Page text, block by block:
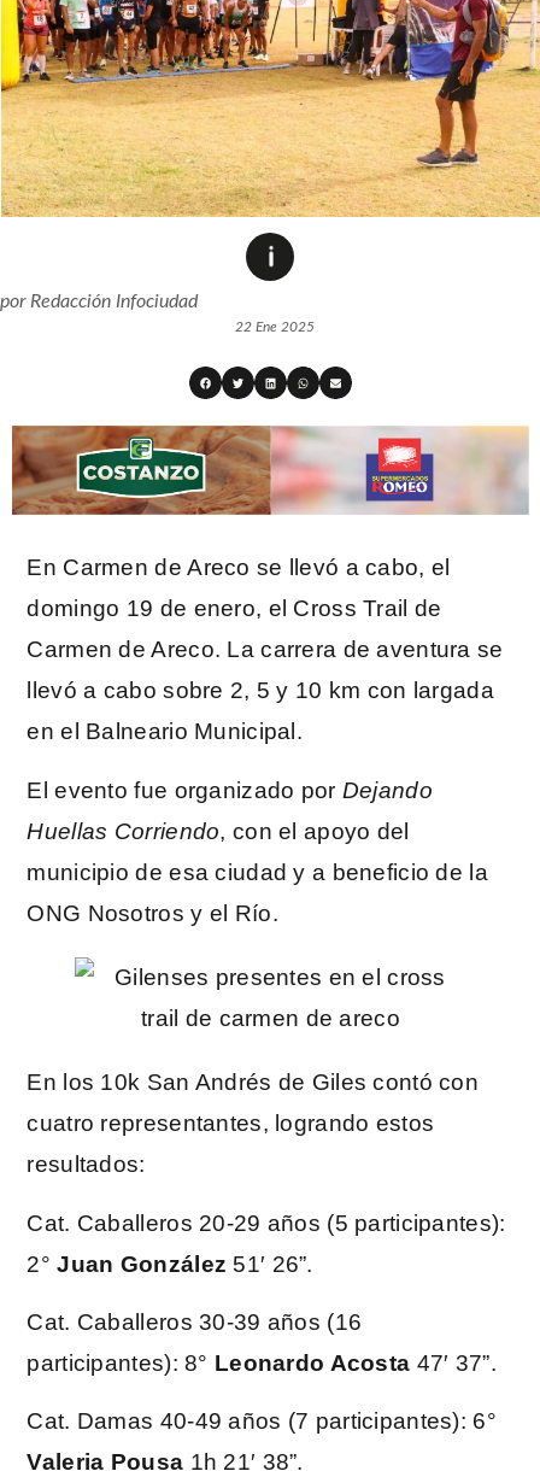
porRedacción Infociudad
22 Ene 2025
En Carmen de Areco se llevó a cabo, el
domingo 19 de enero, el Cross Trail de
Carmen de Areco. La carrera de aventura se
llevó a cabo sobre 2, 5 y 10 km con largada
en el Balneario Municipal.
El evento fue organizado por Dejando
Huellas Corriendo, con el apoyo del
municipio de esa ciudad y a beneficio de la
ONG Nosotros y el Río.
En los 10k San Andrés de Giles contó con
cuatro representantes, logrando estos
resultados:
Cat. Caballeros 20-29 años (5 participantes):
2°Juan González 51′ 26”.
Cat. Caballeros 30-39 años (16
participantes): 8° Leonardo Acosta 47′ 37”.
Cat. Damas 40-49 años (7 participantes): 6°
Valeria Pousa 1h 21′ 38”.